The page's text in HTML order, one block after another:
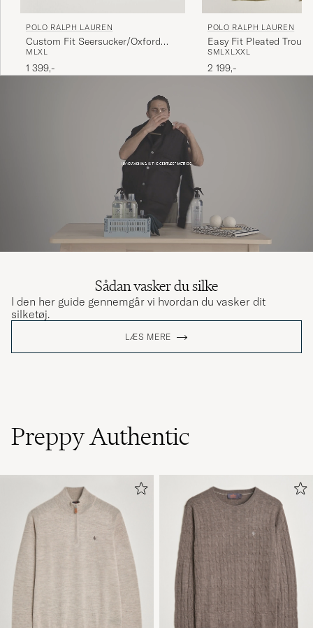
POLO RALPH LAUREN
Custom Fit Seersucker/Oxford
Stripe Shirt Blue
M LXL
1 399,-
POLO RALPH LAUREN
Easy Fit Pleated
Green
SMLXLXXL
2 199,-
Sådan vasker du silke
I den her guide gennemgår vi hvordan du vasker dit
silketøj.
LÆS MERE
Preppy Authentic